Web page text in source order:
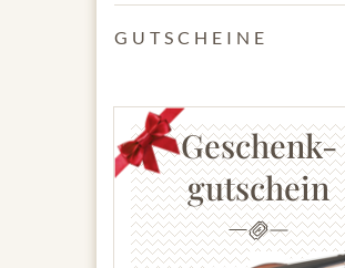
GUTSCHEINE
Geschenk-
gutschein